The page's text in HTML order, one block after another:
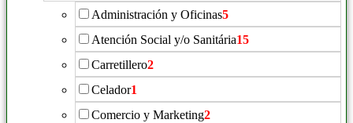
Administración y Oficinas5
Atención Social y/o Sanitária15
Carretillero2
Celador1
Comercio y Marketing2